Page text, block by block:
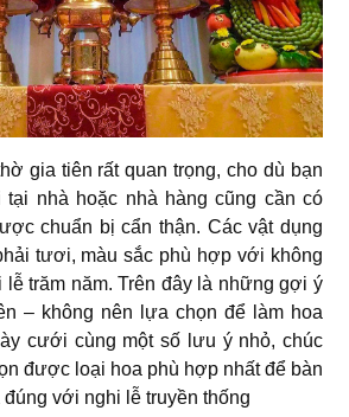
gia tiên rất quan trọng, cho dù bạn
nhà hoặc nhà hàng cũng cần có
chuẩn bị cẩn thận. Các vật dụng
tươi, màu sắc phù hợp với không
lễ trăm năm. Trên đây là những gợi ý
– không nên lựa chọn để làm hoa
cưới cùng một số lưu ý nhỏ, chúc
được loại hoa phù hợp nhất để bàn
với nghi lễ truyền thống